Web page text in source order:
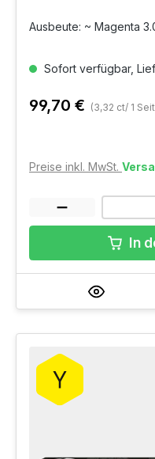
Ausbeute: ~ Magenta
Sofort verfügbar,
99,70 € (3,32 ct/ 1
Preise inkl. MwSt.
In